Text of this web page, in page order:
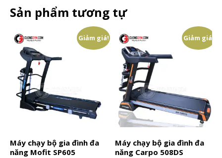
Sản phẩm tương tự
Giảm giá!
Máy chạy bộ gia đình đa
năng Mofit SP605
Giảm giá!
Máy chạy bộ gia đình đa
năng Carpo 508DS